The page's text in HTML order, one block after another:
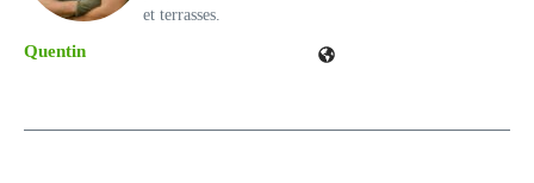
Quentin
et terrasses.